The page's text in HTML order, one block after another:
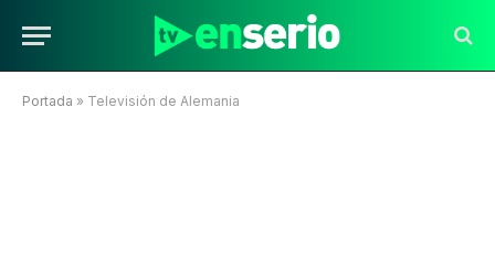
Portada » Televisión de Alemania